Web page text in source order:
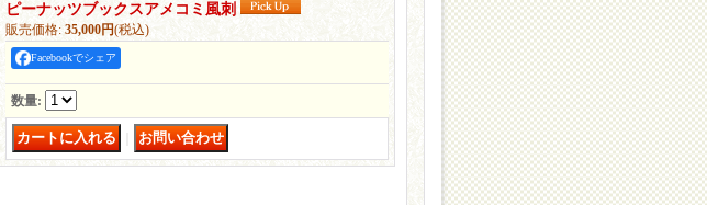
ピーナッツブックスアメコミ風刺
販売価格: 35,000円(税込)
Facebookでシェア
数量: